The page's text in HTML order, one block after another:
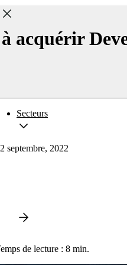
Secteurs
acquérir
septembre, 2022
de lecture : 8 min.